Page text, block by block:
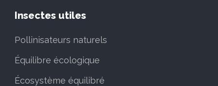
Insectes utiles
Pollinisateurs naturels
Équilibre écologique
Écosystème équilibré